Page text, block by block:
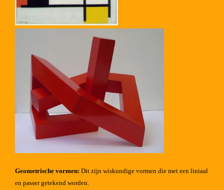
Geometrische vormen: Dit zijn wiskundige vormen die met een liniaal
en passer getekend worden.